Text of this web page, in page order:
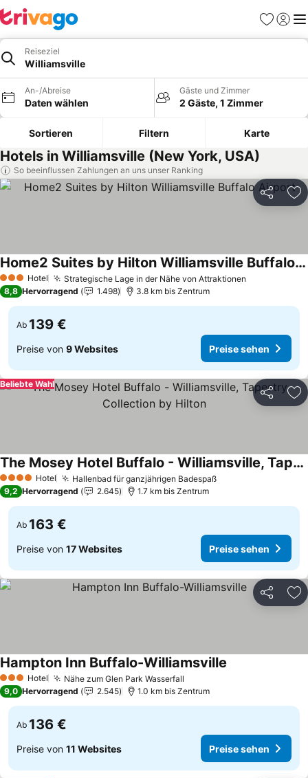
Favoriten
Reiseziel
Williamsville
An-/Abreise
Daten wählen
Gäste und Zimmer
2 Gäste, 1 Zimmer
Sortieren Filtern Karte
Hotels in Williamsville (New York, USA)
So beeinflussen Zahlungen an uns unser Ranking
Teilen
3 SterneHotel Strategische Lage in der Nähe von Attraktionen
Home2 Suites by Hilton Williamsville Buffalo Airport
Preise sehen
8,8 Hervorragend 1.498 3.8 km bis Zentrum
Ab 139 €
Preise von 9 Websites Preise sehen
Teilen
Beliebte Wahl
4 Sterne Hotel Hallenbad für ganzjährigen BadespaßPreise sehen
The Mosey Hotel Buffalo - Williamsville, Tapestry Collection by Hilton
Preise sehen
9,2 Hervorragend 2.645 1.7 km bis Zentrum
Ab 163 €
Preise von 17 Websites Preise sehen
Teilen
3 SterneHotel Nähe zum Glen Park Wasserfall
Hampton Inn Buffalo-Williamsville
9,0 Hervorragend 2.545 1.0 km bis Zentrum
Ab 136 €
Preise von 11 Websites Preise sehen